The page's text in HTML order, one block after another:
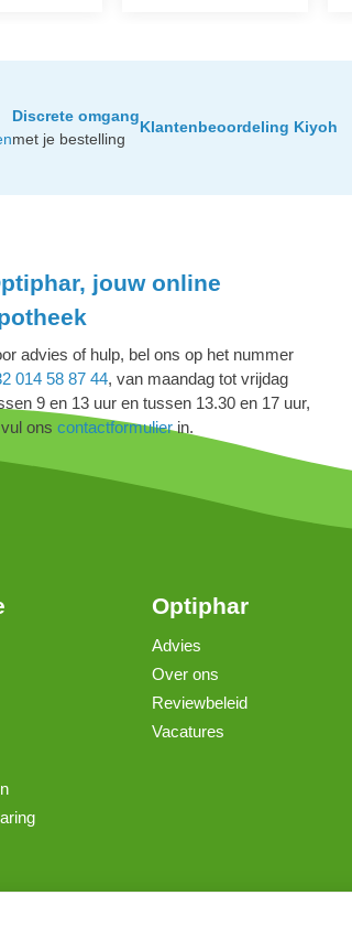
Discrete omgang
met je bestelling
Klantenbeoordeling Kiyoh
jouw online
advies of hulp, bel ons op het nummer
014 58 87 44, van maandag tot vrijdag
9 en 13 uur en tussen 13.30 en 17 uur,
ons contactformulierin.
Optiphar
Advies
Over ons
Reviewbeleid
Vacatures